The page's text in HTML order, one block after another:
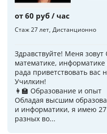
от 60 руб / час
Стаж 27 лет Дистанционно
Здравствуйте! Меня
математике,
рада приветствовать вас
Училкин!
👩‍🏫 Образование и опыт
Обладая высшим
и информатики, я имею
разных во...